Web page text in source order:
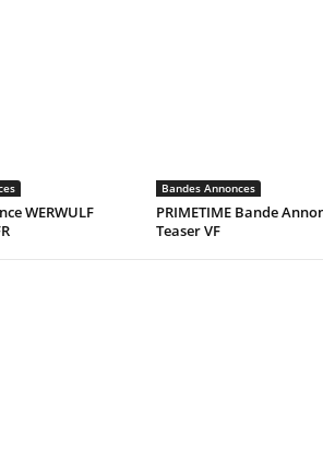
WERWULF
Bandes Annonces
PRIMETIME Bande
Teaser VF